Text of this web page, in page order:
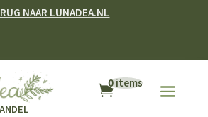
NAAR LUNADEA.NL
0 items